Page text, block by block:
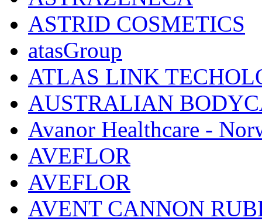
ASTRID COSMETICS
atasGroup
ATLAS LINK
AUSTRALIAN
Avanor Healthcare -
AVEFLOR
AVEFLOR
AVENT CANNON